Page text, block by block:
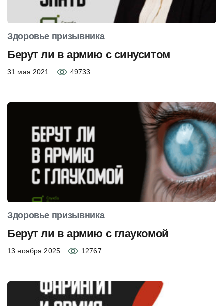
Здоровье призывника
Берут ли в армию с синуситом
31 мая 2021 49733
Здоровье призывника
Берут ли в армию с глаукомой
13 ноября 2025 12767